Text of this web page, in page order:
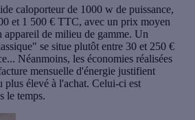
caloporteur de 1000 w de puissance,
et 1 500 € TTC, avec un prix moyen
appareil de milieu de gamme. Un
se situe plutôt entre 30 et 250 €
Néanmoins, les économies réalisées
mensuelle d'énergie justifient
plus élevé à l'achat. Celui-ci est
le temps.